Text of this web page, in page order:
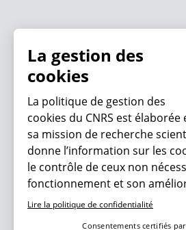
En ce moment
La gestion des
cookies
La politique de gestion des
cookies du CNRS est
sa mission de recherche
donne l’information sur les
le contrôle de ceux non
fonctionnement et son
Lire la politique de confidentialité
Consentements certifiés par